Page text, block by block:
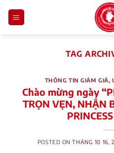
TAG
THÔNG TIN GIẢM GIÁ,
Chào mừng ngày
TRỌN VẸN, NHẬN
POSTED ONTHÁNG 10 16,